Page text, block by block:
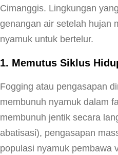
Cimanggis. Lingkungan
genangan air setelah hujan
nyamuk untuk bertelur.
1. Memutus Siklus
Fogging atau pengasapan
membunuh nyamuk dalam
membunuh jentik secara
abatisasi), pengasapan
populasi nyamuk pembawa